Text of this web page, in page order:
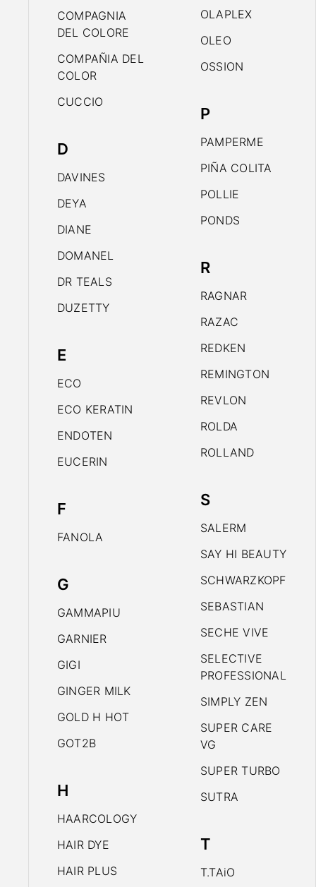
COMPAGNIA
DEL COLORE
COMPAÑIA DEL
COLOR
CUCCIO
D
DAVINES
DEYA
DIANE
DOMANEL
DR TEALS
DUZETTY
E
ECO
ECO KERATIN
ENDOTEN
EUCERIN
F
FANOLA
G
GAMMAPIU
GARNIER
GIGI
GINGER MILK
GOLD H HOT
GOT2B
H
HAARCOLOGY
HAIR DYE
HAIR PLUS
OLAPLEX
OLEO
OSSION
P
PAMPERME
PIÑA COLITA
POLLIE
PONDS
R
RAGNAR
RAZAC
REDKEN
REMINGTON
REVLON
ROLDA
ROLLAND
S
SALERM
SAY HI BEAUTY
SCHWARZKOPF
SEBASTIAN
SECHE VIVE
SELECTIVE
PROFESSIONAL
SIMPLY ZEN
SUPER CARE
VG
SUPER TURBO
SUTRA
T
T.TAiO